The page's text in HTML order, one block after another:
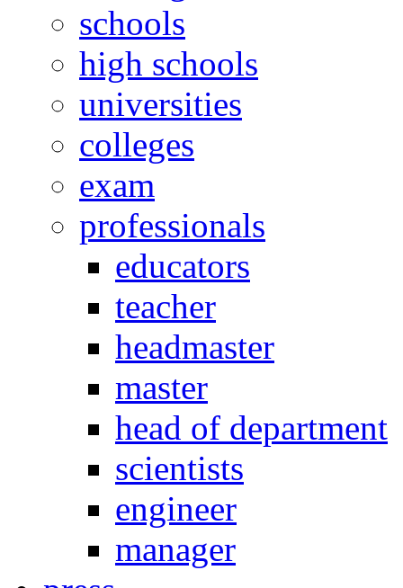
schools
high schools
universities
colleges
exam
professionals
educators
teacher
headmaster
master
head of department
scientists
engineer
manager